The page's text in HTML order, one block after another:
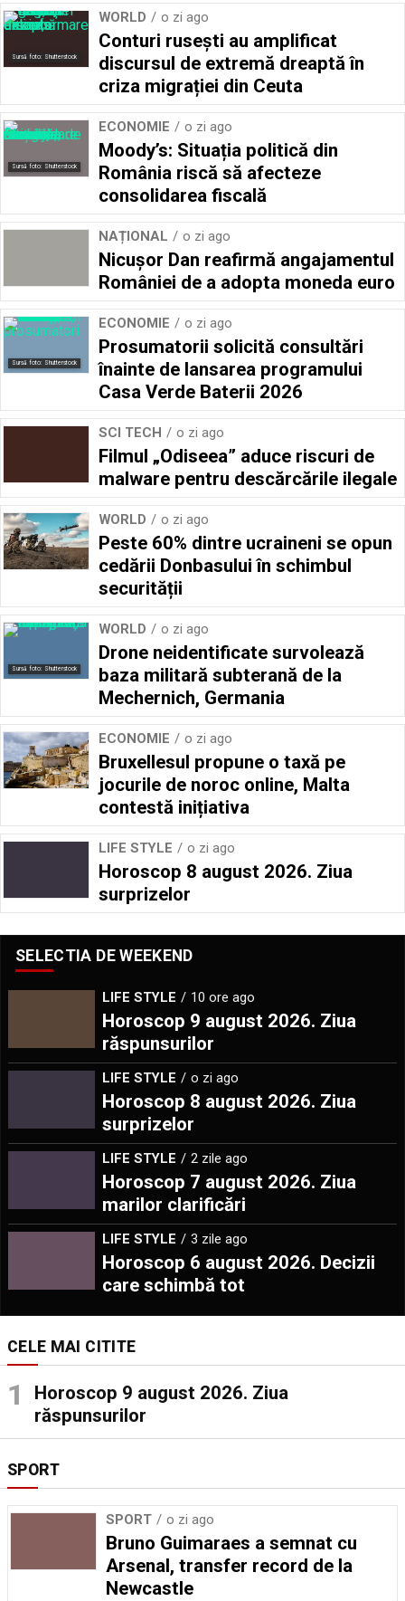
Sursă foto: Shutterstock
WORLD o zi ago
Conturi rusești au amplificat
discursul de extremă dreaptă în
criza migrației din Ceuta
Sursă foto: Shutterstock
ECONOMIE o zi ago
Moody’s: Situația politică din
România riscă să afecteze
consolidarea fiscală
NAȚIONAL o zi ago
Nicușor Dan reafirmă angajamentul
României de a adopta moneda euro
Sursă foto: Shutterstock
ECONOMIE o zi ago
Prosumatorii solicită consultări
înainte de lansarea programului
Casa Verde Baterii 2026
SCI TECH o zi ago
Filmul „Odiseea” aduce riscuri de
malware pentru descărcările ilegale
WORLD o zi ago
Peste 60% dintre ucraineni se opun
cedării Donbasului în schimbul
securității
Sursă foto: Shutterstock
WORLD o zi ago
Drone neidentificate survolează
baza militară subterană de la
Mechernich, Germania
ECONOMIE o zi ago
Bruxellesul propune o taxă pe
jocurile de noroc online, Malta
contestă inițiativa
LIFE STYLE o zi ago
Horoscop 8 august 2026. Ziua
surprizelor
SELECTIA DE WEEKEND
LIFE STYLE 10 ore ago
Horoscop 9 august 2026. Ziua
răspunsurilor
LIFE STYLE o zi ago
Horoscop 8 august 2026. Ziua
surprizelor
LIFE STYLE 2 zile ago
Horoscop 7 august 2026. Ziua
marilor clarificări
LIFE STYLE 3 zile ago
Horoscop 6 august 2026. Decizii
care schimbă tot
CELE MAI CITITE
Horoscop 9 august 2026. Ziua
răspunsurilor
SPORT
SPORT o zi ago
Bruno Guimaraes a semnat cu
Arsenal, transfer record de la
Newcastle